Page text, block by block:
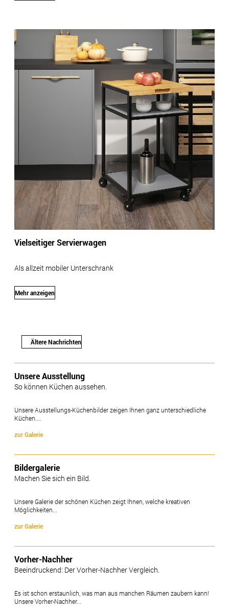
Vielseitiger Servierwagen
Als allzeit mobiler Unterschrank
Mehr anzeigen
Ältere Nachrichten
Unsere Ausstellung
So können Küchen aussehen.
Unsere Ausstellungs-Küchenbilder zeigen Ihnen ganz unterschiedliche
Küchen....
zur Galerie
Bildergalerie
Machen Sie sich ein Bild.
Unsere Galerie der schönen Küchen zeigt Ihnen, welche kreativen
Möglichkeiten...
zur Galerie
Vorher-Nachher
Beeindruckend: Der Vorher-Nachher Vergleich.
Es ist schon erstaunlich, was man aus manchen Räumen zaubern kann!
Unsere Vorher-Nachher...